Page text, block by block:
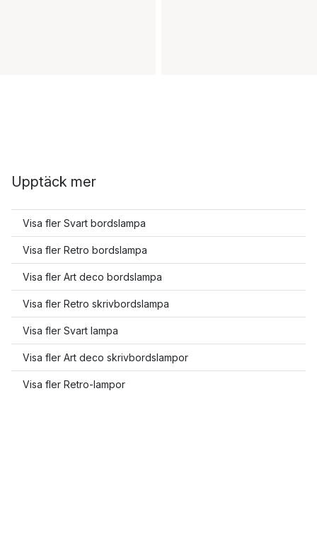
Upptäck mer
Visa fler Svart bordslampa
Visa fler Retro bordslampa
Visa fler Art deco bordslampa
Visa fler Retro skrivbordslampa
Visa fler Svart lampa
Visa fler Art deco skrivbordslampor
Visa fler Retro-lampor